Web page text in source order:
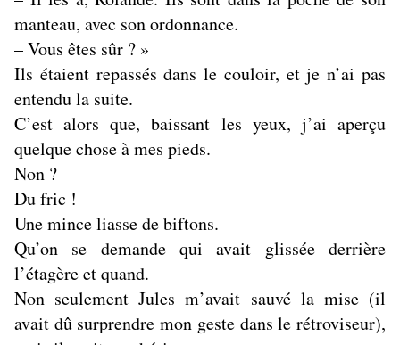
manteau, avec son ordonnance.
– Vous êtes sûr ? »
Ils étaient repassés dans le couloir, et je n’ai pas
entendu la suite.
C’est alors que, baissant les yeux, j’ai aperçu
quelque chose à mes pieds.
Non ?
Du fric !
Une mince liasse de biftons.
Qu’on se demande qui avait glissée derrière
l’étagère et quand.
Non seulement Jules m’avait sauvé la mise (il
avait dû surprendre mon geste dans le rétroviseur),